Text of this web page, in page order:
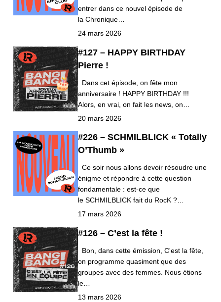
entrer dans ce nouvel épisode de
la Chronique…
24 mars 2026
#127 – HAPPY BIRTHDAY
Pierre !
Dans cet épisode, on fête mon
anniversaire ! HAPPY BIRTHDAY !!!
Alors, en vrai, on fait les news, on…
20 mars 2026
#226 – SCHMILBLICK « Totally
O’Thumb »
Ce soir nous allons devoir résoudre une
énigme et répondre à cette question
fondamentale : est-ce que
le SCHMILBLICK fait du RocK ?…
17 mars 2026
#126 – C’est la fête !
Bon, dans cette émission, C'est la fête,
on programme quasiment que des
groupes avec des femmes. Nous étions
le…
13 mars 2026